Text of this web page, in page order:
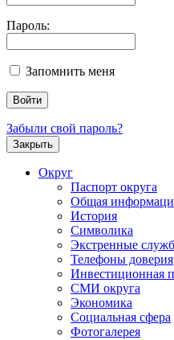
Пароль:
Запомнить меня
Забыли свой пароль?
Закрыть
Округ
Паспорт округа
Общая
История
Символика
Экстренные
Телефоны доверия
Инвестиционная
СМИ округа
Экономика
Социальная сфера
Фотогалерея